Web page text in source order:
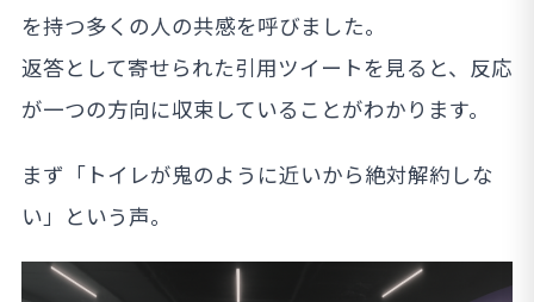
を持つ多くの人の共感を呼びました。
返答として寄せられた引用ツイートを見ると、反応
が一つの方向に収束していることがわかります。
まず「トイレが鬼のように近いから絶対解約しな
い」という声。